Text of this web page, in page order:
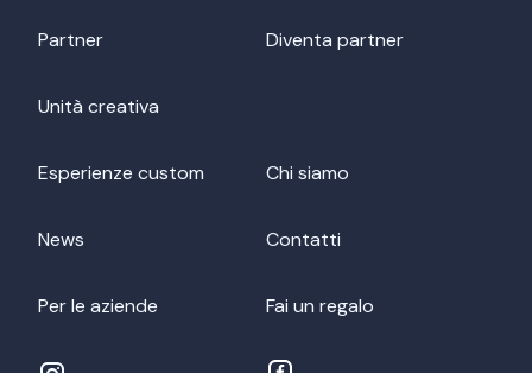
Partner Diventa partner
Unità creativa
Esperienze custom Chi siamo
News Contatti
Per le aziende Fai un regalo